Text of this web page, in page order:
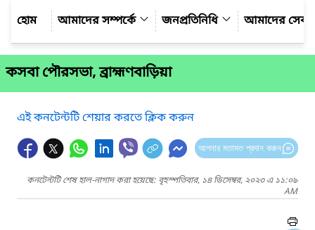
আমাদের সম্পর্কে
জনপ্রতিনিধি আমাদের সেবা
কসবা পৌরসভা, ব্রাহ্মণবাড়িয়া
এই কনটেন্টটি শেয়ার করতে ক্লিক করুন
আপনার মতামত প্রদান করুন
কনটেন্টটি শেষ হাল-নাগাদ করা হয়েছে: বৃহস্পতিবার, ১৪ ডিসেম্বর, ২০২৩ এ ১১:০৯
AM